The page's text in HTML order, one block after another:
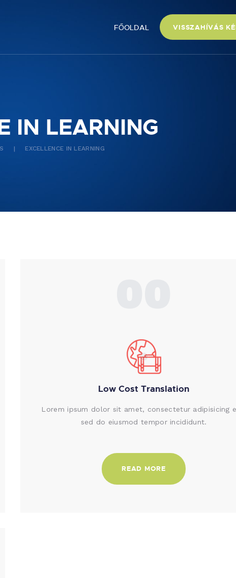
FŐOLDAL VISSZAHÍVÁS
IN LEARNING
EXCELLENCE IN LEARNING
Low Cost Translation
Lorem ipsum dolor sit amet, consectetur adipisicing
sed do eiusmod tempor incididunt.
READ MORE